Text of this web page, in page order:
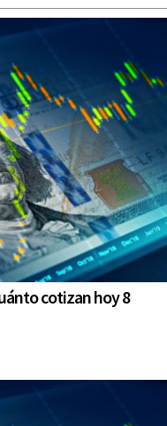
cotizan hoy 8